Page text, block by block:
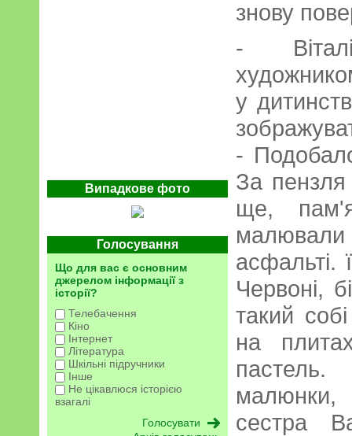
Випадкове фото
Голосування
Що для вас є основним
джерелом інформації з
історії?
Телебачення
Кіно
Інтернет
Література
Шкільні підручники
Інше
Не цікавлюся історією
взагалі
знову
-
у
-
За
ще,
асфальті.
Червоні,
такий
на
пастель.
сестра